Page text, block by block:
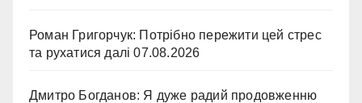
Роман Григорчук: Потрібно пережити цей стрес
та рухатися далі 07.08.2026
Дмитро Богданов: Я дуже радий продовженню